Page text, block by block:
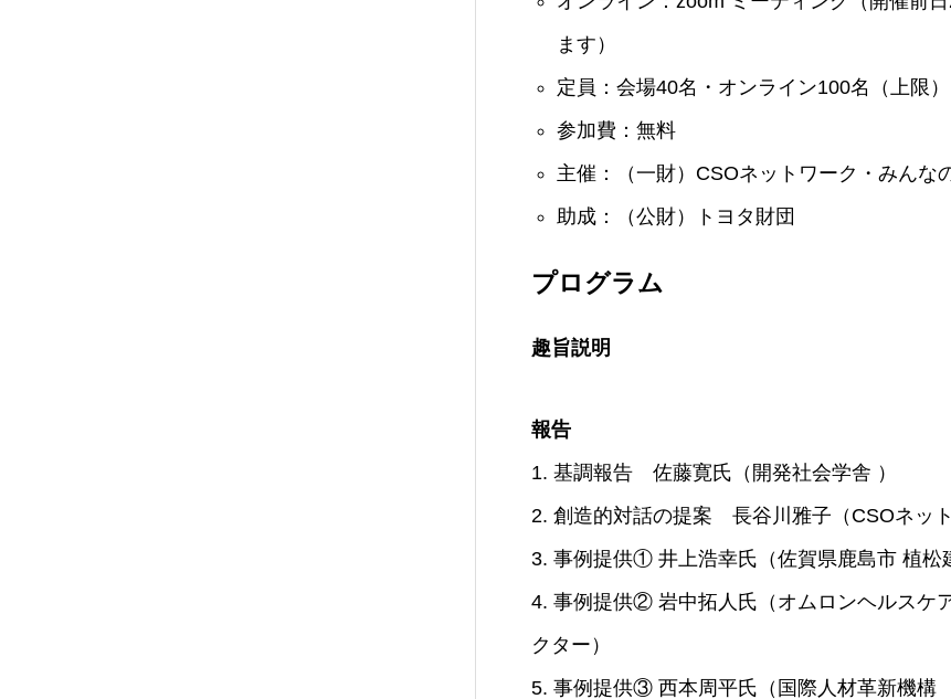
ます）
定員：会場40名・オンライン100名（上限）
参加費：無料
主催：（一財）CSOネットワーク・みんな
助成：（公財）トヨタ財団
プログラム
趣旨説明
報告
1. 基調報告 佐藤寛氏（開発社会学舎 ）
2. 創造的対話の提案 長谷川雅子（CSOネッ
3. 事例提供① 井上浩幸氏（佐賀県鹿島市 植松
4. 事例提供② 岩中拓人氏（オムロンヘルスケ
クター）
5. 事例提供③ 西本周平氏（国際人材革新機構